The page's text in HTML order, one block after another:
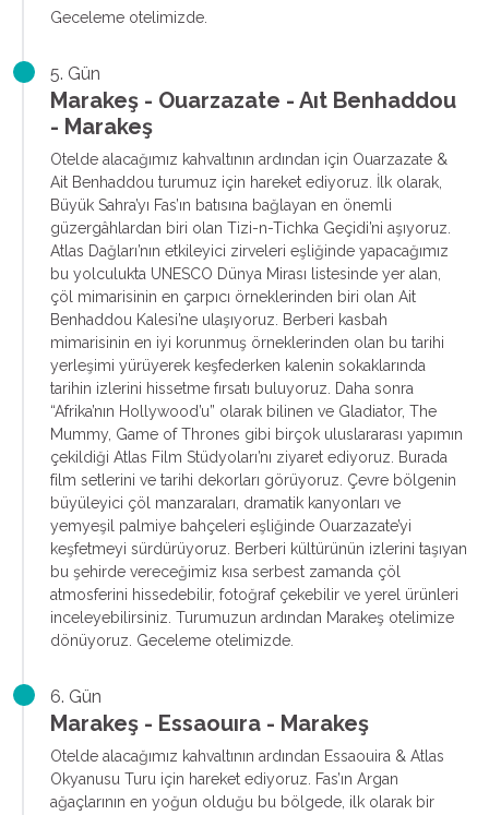
Geceleme otelimizde.
5. Gün
Marakeş - Ouarzazate - Aıt Benhaddou
- Marakeş
Otelde alacağımız kahvaltının ardından için Ouarzazate &
Ait Benhaddou turumuz için hareket ediyoruz. İlk olarak,
Büyük Sahra’yı Fas’ın batısına bağlayan en önemli
güzergâhlardan biri olan Tizi-n-Tichka Geçidi’ni aşıyoruz.
Atlas Dağları’nın etkileyici zirveleri eşliğinde yapacağımız
bu yolculukta UNESCO Dünya Mirası listesinde yer alan,
çöl mimarisinin en çarpıcı örneklerinden biri olan Ait
Benhaddou Kalesi’ne ulaşıyoruz. Berberi kasbah
mimarisinin en iyi korunmuş örneklerinden olan bu tarihi
yerleşimi yürüyerek keşfederken kalenin sokaklarında
tarihin izlerini hissetme fırsatı buluyoruz. Daha sonra
“Afrika’nın Hollywood’u” olarak bilinen ve Gladiator, The
Mummy, Game of Thrones gibi birçok uluslararası yapımın
çekildiği Atlas Film Stüdyoları’nı ziyaret ediyoruz. Burada
film setlerini ve tarihi dekorları görüyoruz. Çevre bölgenin
büyüleyici çöl manzaraları, dramatik kanyonları ve
yemyeşil palmiye bahçeleri eşliğinde Ouarzazate’yi
keşfetmeyi sürdürüyoruz. Berberi kültürünün izlerini taşıyan
bu şehirde vereceğimiz kısa serbest zamanda çöl
atmosferini hissedebilir, fotoğraf çekebilir ve yerel ürünleri
inceleyebilirsiniz. Turumuzun ardından Marakeş otelimize
dönüyoruz. Geceleme otelimizde.
6. Gün
Marakeş - Essaouıra - Marakeş
Otelde alacağımız kahvaltının ardından Essaouira & Atlas
Okyanusu Turu için hareket ediyoruz. Fas’ın Argan
ağaçlarının en yoğun olduğu bu bölgede, ilk olarak bir